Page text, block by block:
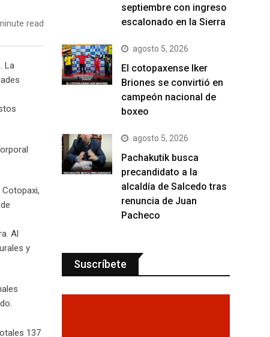
read
La
Al
y
137
septiembre con ingreso
escalonado en la Sierra
agosto 5, 2026
El cotopaxense Iker
Briones se convirtió en
campeón nacional de
boxeo
agosto 5, 2026
Pachakutik busca
precandidato a la
alcaldía de Salcedo tras
renuncia de Juan
Pacheco
Suscríbete